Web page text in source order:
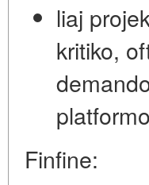
liaj
kritiko,
Finfine: